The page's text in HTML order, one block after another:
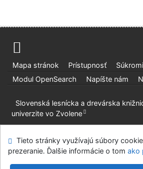
Mapa stránok Prístupnosť
Modul OpenSearch
Napíšte nám
Slovenská lesnícka a drevárska
univerzite vo Zvolene
©1993-2026IPACv.4.8.63a-
Tieto stránky využívajú súbory
prezeranie. Ďalšie informácie o tom ako